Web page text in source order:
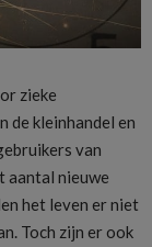
zieke
de kleinhandel en
van
aantal nieuwe
het leven er niet
Toch zijn er ook